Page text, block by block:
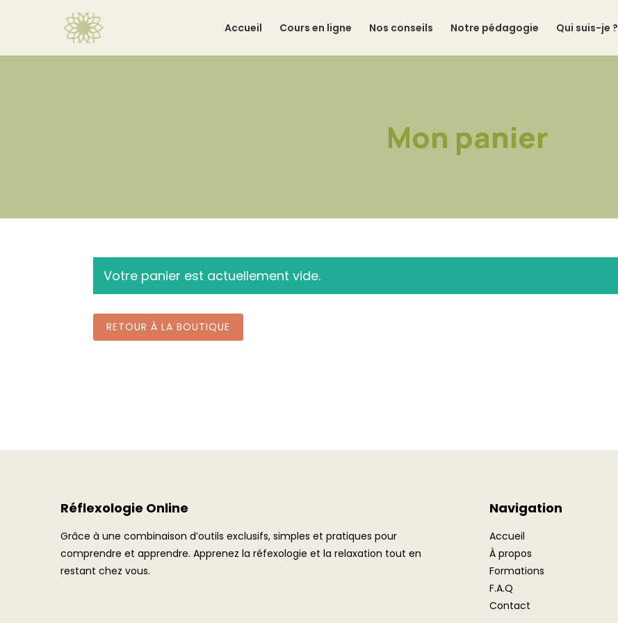
Accueil Cours en ligne Nos conseils Notre pédagogie Qui suis-je ?
Mon panier
Votre panier est actuellement vide.
RETOUR À LA BOUTIQUE
Réflexologie Online
Grâce à une combinaison d’outils exclusifs, simples et pratiques pour
comprendre et apprendre. Apprenez la réfexologie et la relaxation tout en
restant chez vous.
Navigation
Accueil
À propos
Formations
F.A.Q
Contact